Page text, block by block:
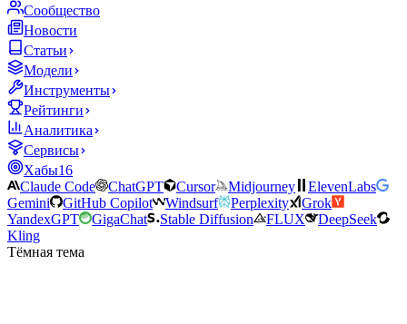
Сообщество
Новости
Статьи
Модели
Инструменты
Рейтинги
Аналитика
Сервисы
Хабы16
Claude Code
ChatGPT Cursor Midjourney
ElevenLabs
Gemini
GitHub Copilot Windsurf Perplexity
Grok
YandexGPT
GigaChat Stable Diffusion FLUX
DeepSeek
Kling
Тёмная тема